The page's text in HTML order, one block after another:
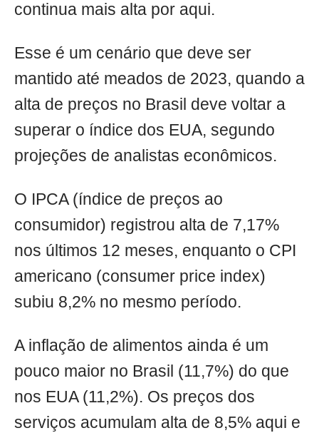
continua mais alta por aqui.
Esse é um cenário que deve ser
mantido até meados de 2023, quando a
alta de preços no Brasil deve voltar a
superar o índice dos EUA, segundo
projeções de analistas econômicos.
O IPCA (índice de preços ao
consumidor) registrou alta de 7,17%
nos últimos 12 meses, enquanto o CPI
americano (consumer price index)
subiu 8,2% no mesmo período.
A inflação de alimentos ainda é um
pouco maior no Brasil (11,7%) do que
nos EUA (11,2%). Os preços dos
serviços acumulam alta de 8,5% aqui e